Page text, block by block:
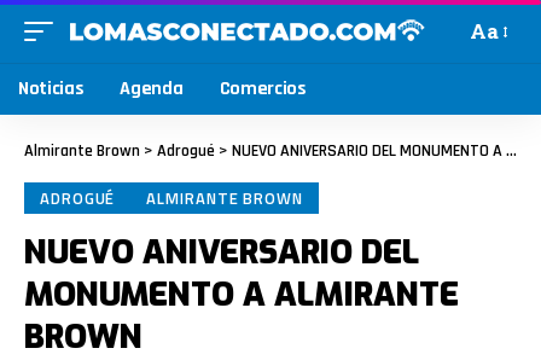
Aa
Noticias Agenda Comercios
Almirante Brown > Adrogué > NUEVO ANIVERSARIO DEL MONUMENTO A ALMIRANTE BROWN
ADROGUÉ ALMIRANTE BROWN
NUEVO ANIVERSARIO DEL
MONUMENTO A ALMIRANTE
BROWN